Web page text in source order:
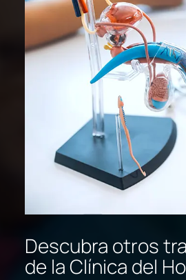
Descubra otros
de la Clínica del